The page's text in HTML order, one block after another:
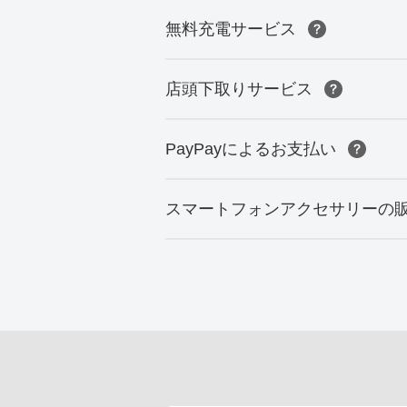
無料充電サービス
店頭下取りサービス
PayPayによるお支払い
スマートフォンアクセサリーの